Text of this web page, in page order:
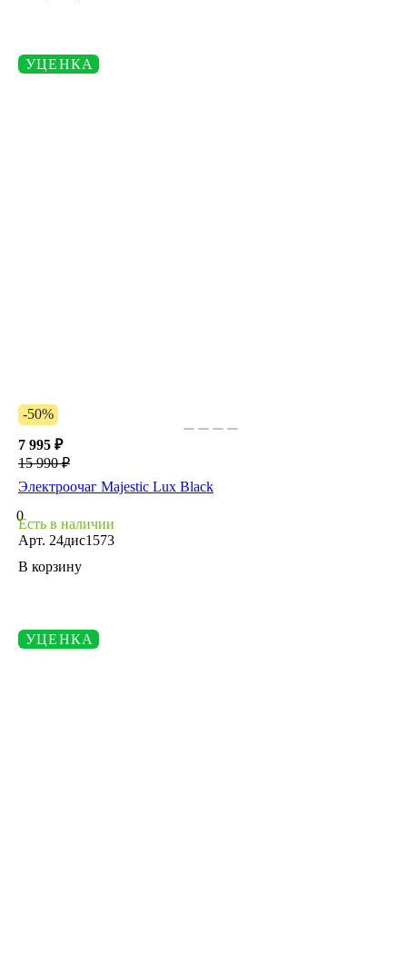
УЦЕНКА
-50%
7 995 ₽
15 990 ₽
Электроочаг Majestic Lux Black
0
Есть в наличии
Арт. 24дис1573
В корзину
УЦЕНКА